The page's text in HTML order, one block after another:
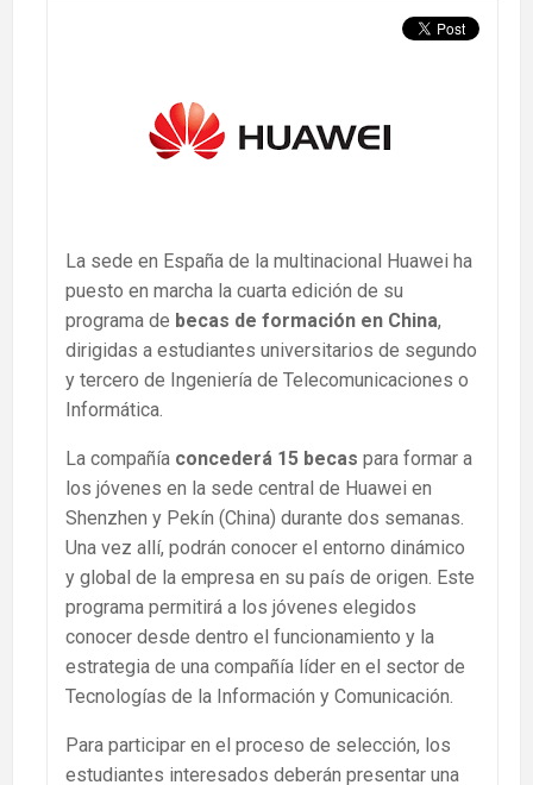
La sede en España de la multinacional Huawei ha
puesto en marcha la cuarta edición de su
programa de becas de formación en China,
dirigidas a estudiantes universitarios de segundo
y tercero de Ingeniería de Telecomunicaciones o
Informática.
La compañía concederá 15 becas para formar a
los jóvenes en la sede central de Huawei en
Shenzhen y Pekín (China) durante dos semanas.
Una vez allí, podrán conocer el entorno dinámico
y global de la empresa en su país de origen. Este
programa permitirá a los jóvenes elegidos
conocer desde dentro el funcionamiento y la
estrategia de una compañía líder en el sector de
Tecnologías de la Información y Comunicación.
Para participar en el proceso de selección, los
estudiantes interesados deberán presentar una